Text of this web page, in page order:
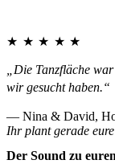
★★★★★
„Die Tanzfläche
wir gesucht haben.“
— Nina & David,
Ihr plant gerade
Der Sound zu